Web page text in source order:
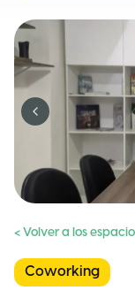
Previous slide
< Volver a los
Coworking